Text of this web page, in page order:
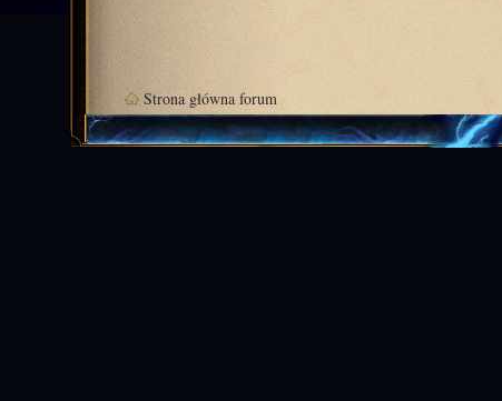
Strona główna forum